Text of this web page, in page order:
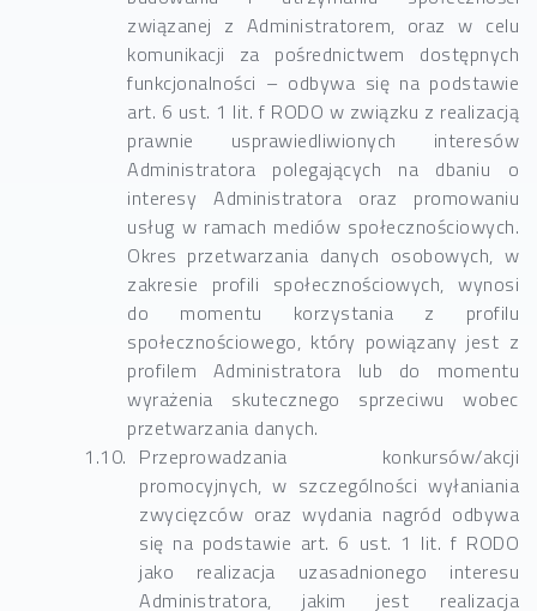
związanej z Administratorem, oraz w celu
komunikacji za pośrednictwem dostępnych
funkcjonalności – odbywa się na podstawie
art. 6 ust. 1 lit. f RODO w związku z realizacją
prawnie usprawiedliwionych interesów
Administratora polegających na dbaniu o
interesy Administratora oraz promowaniu
usług w ramach mediów społecznościowych.
Okres przetwarzania danych osobowych, w
zakresie profili społecznościowych, wynosi
do momentu korzystania z profilu
społecznościowego, który powiązany jest z
profilem Administratora lub do momentu
wyrażenia skutecznego sprzeciwu wobec
przetwarzania danych.
Przeprowadzania konkursów/akcji
promocyjnych, w szczególności wyłaniania
zwycięzców oraz wydania nagród odbywa
się na podstawie art. 6 ust. 1 lit. f RODO
jako realizacja uzasadnionego interesu
Administratora, jakim jest realizacja